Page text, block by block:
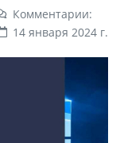
Комментарии:
14 января 2024 г.